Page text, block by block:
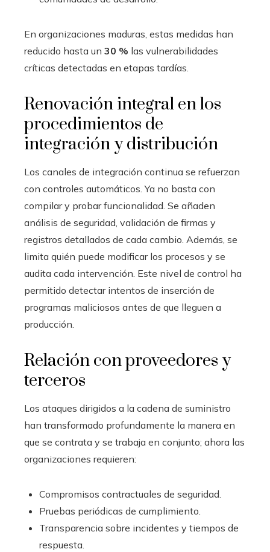
En organizaciones maduras, estas medidas han
reducido hasta un 30 % las vulnerabilidades
críticas detectadas en etapas tardías.
Renovación integral en los
procedimientos de
integración y distribución
Los canales de integración continua se refuerzan
con controles automáticos. Ya no basta con
compilar y probar funcionalidad. Se añaden
análisis de seguridad, validación de firmas y
registros detallados de cada cambio. Además, se
limita quién puede modificar los procesos y se
audita cada intervención. Este nivel de control ha
permitido detectar intentos de inserción de
programas maliciosos antes de que lleguen a
producción.
Relación con proveedores y
terceros
Los ataques dirigidos a la cadena de suministro
han transformado profundamente la manera en
que se contrata y se trabaja en conjunto; ahora las
organizaciones requieren:
Compromisos contractuales de seguridad.
Pruebas periódicas de cumplimiento.
Transparencia sobre incidentes y tiempos de
respuesta.